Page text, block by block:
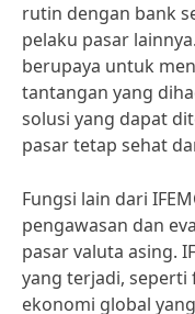
rutin dengan bank
pelaku pasar
berupaya untuk
tantangan yang
solusi yang dapat
pasar tetap sehat
Fungsi lain dari
pengawasan dan
pasar valuta asing.
yang terjadi,
ekonomi global